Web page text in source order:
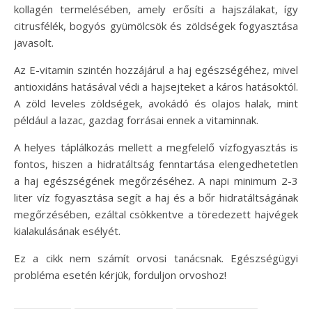
kollagén termelésében, amely erősíti a hajszálakat, így
citrusfélék, bogyós gyümölcsök és zöldségek fogyasztása
javasolt.
Az E-vitamin szintén hozzájárul a haj egészségéhez, mivel
antioxidáns hatásával védi a hajsejteket a káros hatásoktól.
A zöld leveles zöldségek, avokádó és olajos halak, mint
például a lazac, gazdag forrásai ennek a vitaminnak.
A helyes táplálkozás mellett a megfelelő vízfogyasztás is
fontos, hiszen a hidratáltság fenntartása elengedhetetlen
a haj egészségének megőrzéséhez. A napi minimum 2-3
liter víz fogyasztása segít a haj és a bőr hidratáltságának
megőrzésében, ezáltal csökkentve a töredezett hajvégek
kialakulásának esélyét.
Ez a cikk nem számít orvosi tanácsnak. Egészségügyi
probléma esetén kérjük, forduljon orvoshoz!